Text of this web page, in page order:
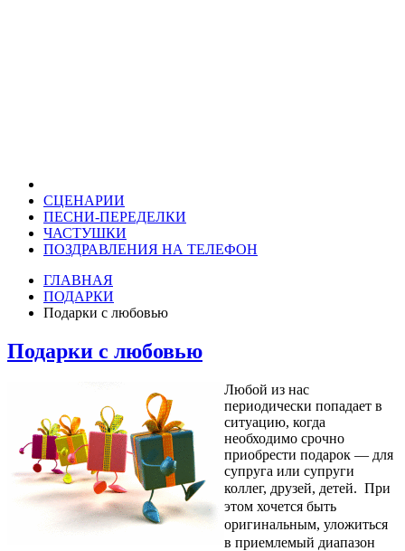
СЦЕНАРИИ
ПЕСНИ-ПЕРЕДЕЛКИ
ЧАСТУШКИ
ПОЗДРАВЛЕНИЯ НА ТЕЛЕФОН
ГЛАВНАЯ
ПОДАРКИ
Подарки с любовью
Подарки с любовью
Любой из нас
периодически попадает в
ситуацию, когда
необходимо срочно
приобрести подарок — для
супруга или супруги
коллег, друзей, детей. При
этом хочется быть
оригинальным, уложиться
в приемлемый диапазон